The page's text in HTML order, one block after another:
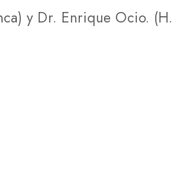
y Dr. Enrique Ocio. (H.